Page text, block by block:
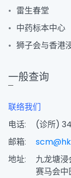
雷生春堂
中药标本中心
狮子会与香港
一般查询
联络我们
电话:
(诊所)
邮箱:
地址:
九龙塘浸
赛马会